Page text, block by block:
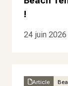
!
24 juin 2026
Article